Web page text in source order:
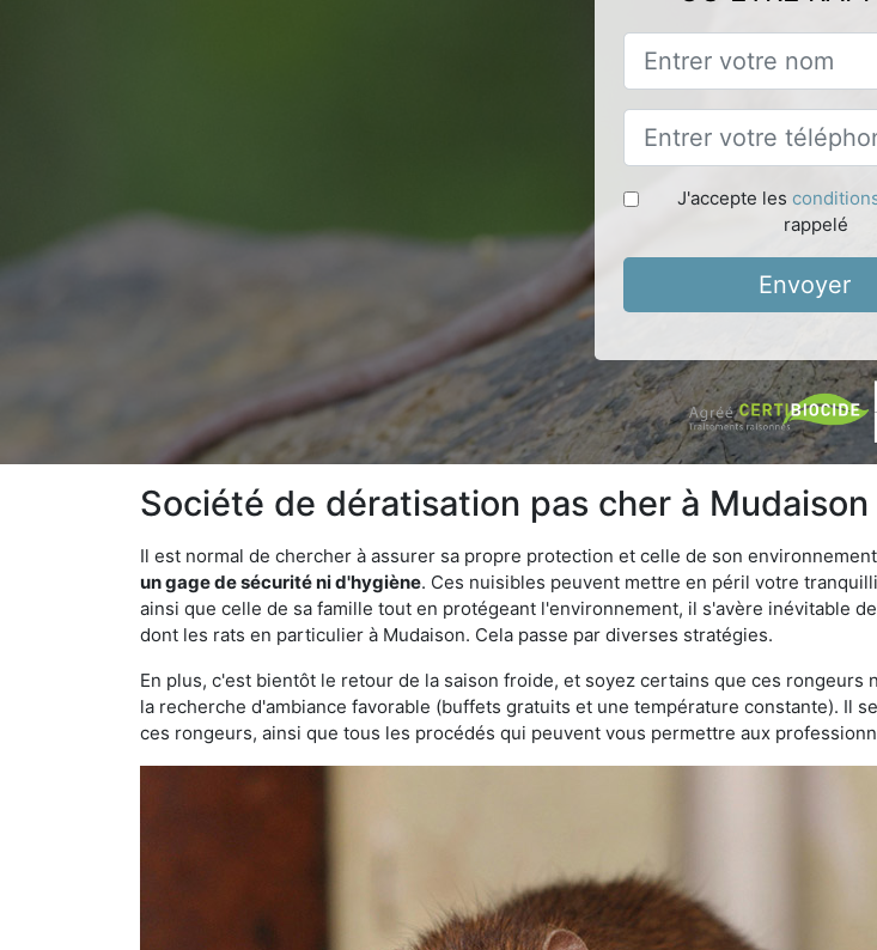
J'accepte les
rappelé
Envoyer
Société de dératisation pas cher à
Il est normal de chercher à assurer sa propre protection et celle de son
un gage de sécurité ni d'hygiène. Ces nuisibles peuvent mettre en péril votre
ainsi que celle de sa famille tout en protégeant l'environnement, il s'avère inévitable
dont les rats en particulier à Mudaison. Cela passe par diverses stratégies.
En plus, c'est bientôt le retour de la saison froide, et soyez certains que ces
la recherche d'ambiance favorable (buffets gratuits et une température constante). Il
ces rongeurs, ainsi que tous les procédés qui peuvent vous permettre aux